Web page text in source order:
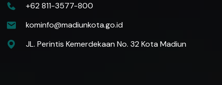
+62 811-3577-800
kominfo@madiunkota.go.id
JL. Perintis Kemerdekaan No. 32 Kota Madiun